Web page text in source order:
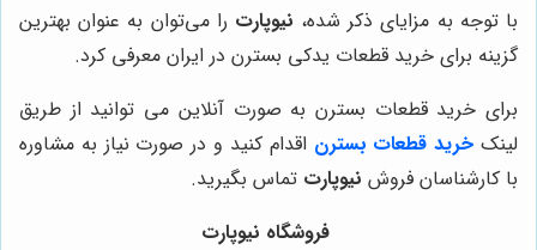
با توجه به مزایای ذکر شده، نیوپارت را می‌توان به عنوان بهترین
گزینه برای خرید قطعات یدکی بسترن در ایران معرفی کرد.
برای خرید قطعات بسترن به صورت آنلاین می توانید از طریق
لینک خرید قطعات بسترن اقدام کنید و در صورت نیاز به مشاوره
با کارشناسان فروش نیوپارت تماس بگیرید.
فروشگاه نیوپارت